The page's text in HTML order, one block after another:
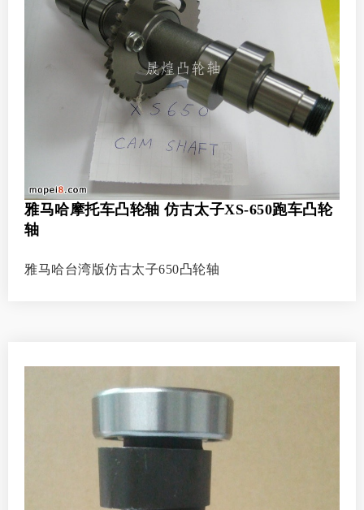
雅马哈摩托车凸轮轴 仿古太子XS-650跑车凸轮
轴
雅马哈台湾版仿古太子650凸轮轴